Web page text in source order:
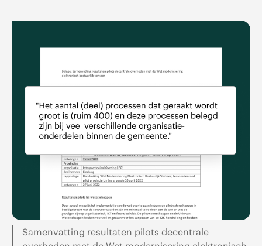
Samenvatting resultaten pilots decentrale